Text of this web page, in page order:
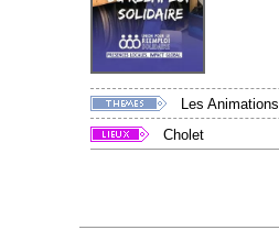
Les Animations
Cholet